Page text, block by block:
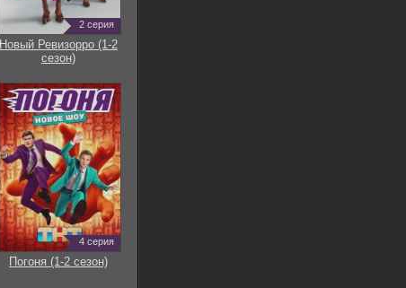
2 серия
Новый Ревизорро (1-2
сезон)
4 серия
Погоня (1-2 сезон)